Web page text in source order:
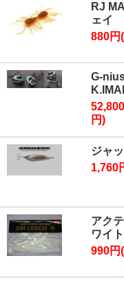
RJ
ェイ
880円
G-
円)
ジャ
1,760
アク
ワイト
990円